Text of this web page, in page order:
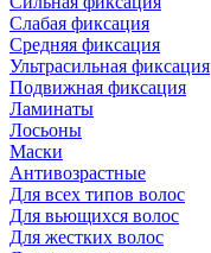
Слабая фиксация
Средняя фиксация
Ультрасильная фиксация
Подвижная фиксация
Ламинаты
Лосьоны
Маски
Антивозрастные
Для всех типов волос
Для вьющихся волос
Для жестких волос